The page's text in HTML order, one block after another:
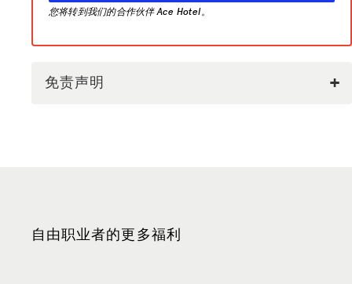
您将转到我们的合作伙伴 Ace Hotel。
免责声明
自由职业者的更多福利